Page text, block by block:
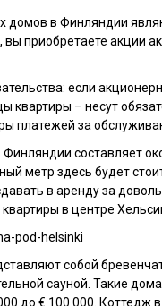
домов в Финляндии
приобретаете акции
если
квартиры – несут
платежей за
составляет
метр здесь будет
в аренду за
в центре
собой
сауной. Такие
до € 100 000.